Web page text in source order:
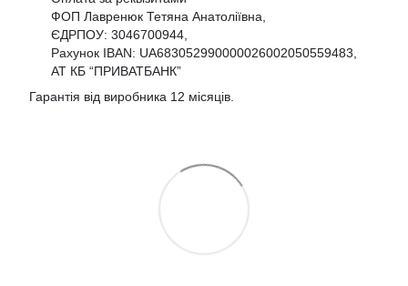
ФОП Лавренюк Тетяна Анатоліївна,
ЄДРПОУ: 3046700944
Рахунок IBAN: UA683052990000026002050559483,
АТ КБ “ПРИВАТБАНК”
Гарантія від виробника 12 місяців.